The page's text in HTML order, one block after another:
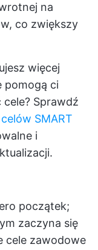
na
co zwiększy
więcej
pomogą ci
Sprawdź
SMART
i
początek;
zaczyna się
cele zawodowe